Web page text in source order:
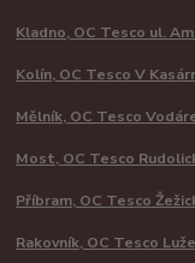
Kladno, OC Tesco ul.
Kolín, OC Tesco V
Mělník, OC Tesco
Most, OC Tesco
Příbram, OC Tesco
Rakovník, OC Tesco